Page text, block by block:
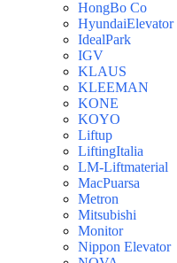
HongBo Co
HyundaiElevator
IdealPark
IGV
KLAUS
KLEEMAN
KONE
KOYO
Liftup
LiftingItalia
LM-Liftmaterial
MacPuarsa
Metron
Mitsubishi
Monitor
Nippon Elevator